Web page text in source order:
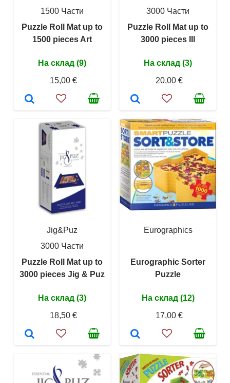
1500 Части
Puzzle Roll Mat up to
1500 pieces Art
На склад (9)
15,00 €
3000 Части
Puzzle Roll Mat up to
3000 pieces III
На склад (3)
20,00 €
Jig&Puz
3000 Части
Puzzle Roll Mat up to
3000 pieces Jig & Puz
На склад (3)
18,50 €
Eurographics
Eurographic Sorter
Puzzle
На склад (12)
17,00 €